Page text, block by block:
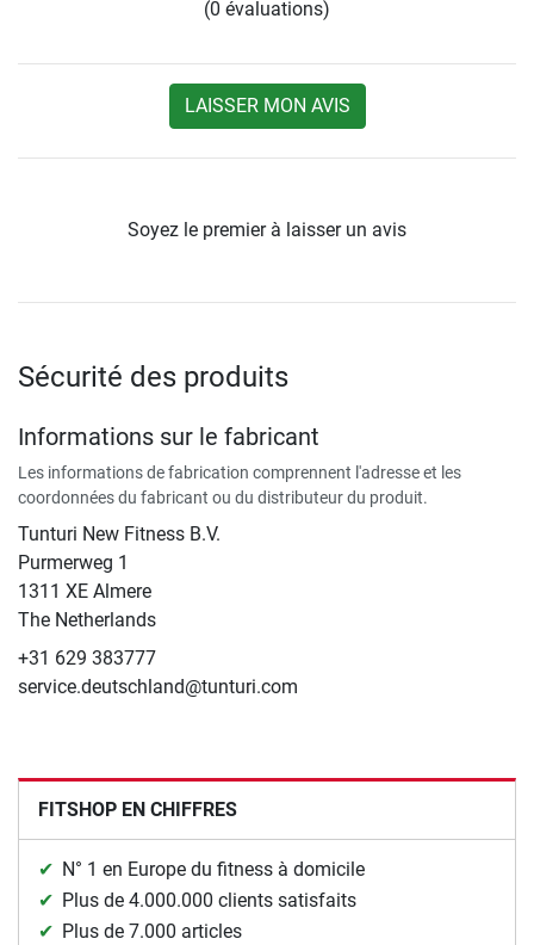
(0 évaluations)
LAISSER MON AVIS
Soyez le premier à laisser un avis
Sécurité des produits
Informations sur le fabricant
Les informations de fabrication comprennent l'adresse et les
coordonnées du fabricant ou du distributeur du produit.
Tunturi New Fitness B.V.
​Purmerweg 1
1311 XE Almere
The Netherlands
+31 629 383777
service.deutschland@tunturi.com
FITSHOP EN CHIFFRES
N° 1 en Europe du fitness à domicile
Plus de 4.000.000 clients satisfaits
Plus de 7.000 articles